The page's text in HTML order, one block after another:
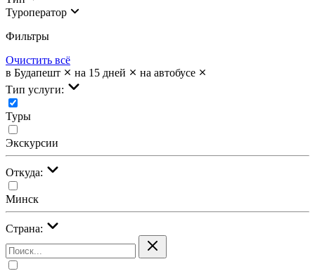
Туроператор
Фильтры
Очистить всё
в Будапешт
на 15 дней
на автобусе
Тип услуги:
Туры
Экскурсии
Откуда:
Минск
Страна: